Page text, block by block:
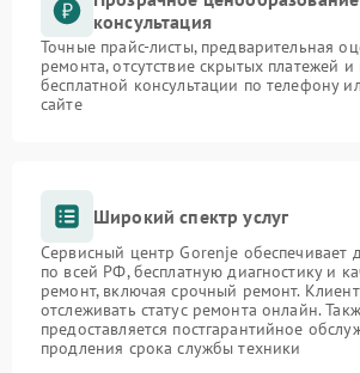
консультация
Точные прайс-листы, предварительная
ремонта, отсутствие скрытых платежей
бесплатной консультации по телефону
сайте
Широкий спектр услуг
Сервисный центр Gorenje обеспечивает
по всей РФ, бесплатную диагностику и
ремонт, включая срочный ремонт.
отслеживать статус ремонта онлайн.
предоставляется постгарантийное
продления срока службы техники